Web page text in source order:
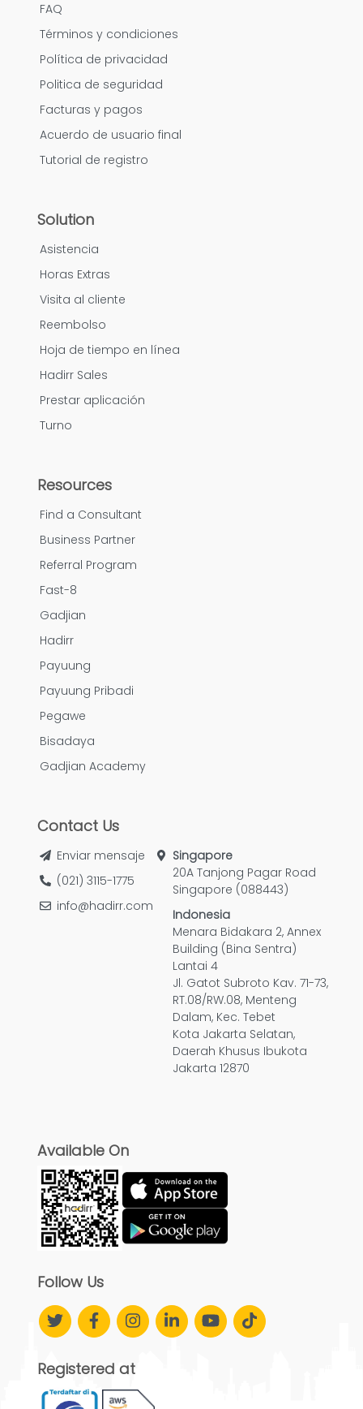
FAQ
Términos y condiciones
Política de privacidad
Politica de seguridad
Facturas y pagos
Acuerdo de usuario final
Tutorial de registro
Solution
Asistencia
Horas Extras
Visita al cliente
Reembolso
Hoja de tiempo en línea
Hadirr Sales
Prestar aplicación
Turno
Resources
Find a Consultant
Business Partner
Referral Program
Fast-8
Gadjian
Hadirr
Payuung
Payuung Pribadi
Pegawe
Bisadaya
Gadjian Academy
Contact Us
Enviar mensaje
(021) 3115-1775
info@hadirr.com
Singapore
20A Tanjong Pagar Road
Singapore (088443)
Indonesia
Menara Bidakara 2, Annex
Building (Bina Sentra)
Lantai 4
Jl. Gatot Subroto Kav. 71-73,
RT.08/RW.08, Menteng
Dalam, Kec. Tebet
Kota Jakarta Selatan,
Daerah Khusus Ibukota
Jakarta 12870
Available On
Follow Us
Registered at